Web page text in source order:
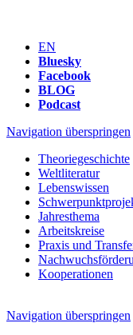
EN
Bluesky
Facebook
BLOG
Podcast
Navigation überspringen
Theoriegeschichte
Weltliteratur
Lebenswissen
Jahresthema
Arbeitskreise
Praxis und
Kooperationen
Navigation überspringen